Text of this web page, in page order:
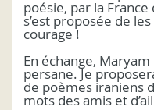
poésie, par la
s’est proposée de
courage !
En échange,
persane. Je
de poèmes iraniens
mots des amis et